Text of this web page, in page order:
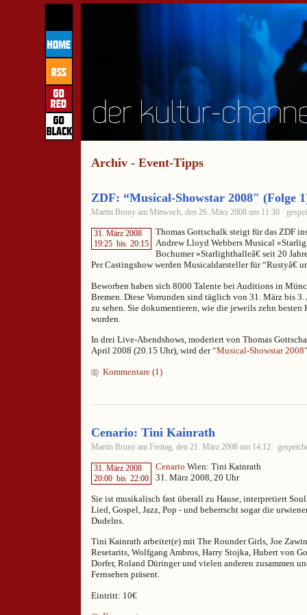
Archiv - Event-Tipps
ZDF: “Musical-Showstar 2008″ (Folge
Martin Bruny am Mittwoch, den 26. März 2008 um 11:30 ·
31. März 2008
19:25 bis 20:15
Thomas Gottschalk steigt für das ZDF
Andrew Lloyd Webbers Musical
Bochumer »Starlighthalleâ€ seit 20
Per Castingshow werden Musicaldarsteller für “Rustyâ€
Beworben haben sich 8000 Talente bei Auditions in
Bremen. Diese Vorrunden sind täglich von 31. März bis
zu sehen. Sie dokumentieren, wie die jeweils zehn
wurden.
In drei Live-Abendshows, moderiert von Thomas
April 2008 (20.15 Uhr), wird der“Musical-Showstar
Kommentare (1)
Cenario: Tini Kainrath
Martin Bruny am Freitag, den 21. März 2008 um 14:12 ·
31. März 2008
20:00 bis 22:00
Cenario Wien: Tini Kainrath
31. März 2008, 20 Uhr
Sie ist musikalisch fast überall zu Hause, interpretiert
Lied, Gospel, Jazz, Pop - und beherrscht sogar die
Dudelns.
Tini Kainrath arbeitet(e) mit The Rounder Girls, Joe
Resetarits, Wolfgang Ambros, Harry Stojka, Hubert von
Dorfer, Roland Düringer und vielen anderen zusammen
Fernsehen präsent.
Eintritt: 10€